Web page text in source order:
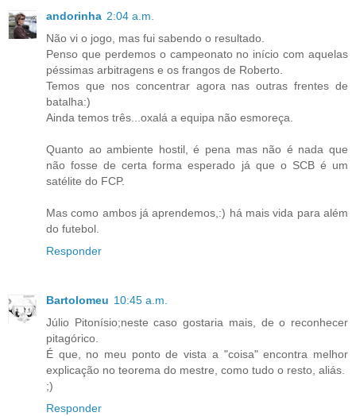
andorinha 2:04 a.m.
Não vi o jogo, mas fui sabendo o resultado.
Penso que perdemos o campeonato no início com aquelas
péssimas arbitragens e os frangos de Roberto.
Temos que nos concentrar agora nas outras frentes de
batalha:)
Ainda temos três...oxalá a equipa não esmoreça.
Quanto ao ambiente hostil, é pena mas não é nada que
não fosse de certa forma esperado já que o SCB é um
satélite do FCP.
Mas como ambos já aprendemos,:) há mais vida para além
do futebol.
Responder
Bartolomeu 10:45 a.m.
Júlio Pitonísio;neste caso gostaria mais, de o reconhecer
pitagórico.
É que, no meu ponto de vista a "coisa" encontra melhor
explicação no teorema do mestre, como tudo o resto, aliás.
;)
Responder